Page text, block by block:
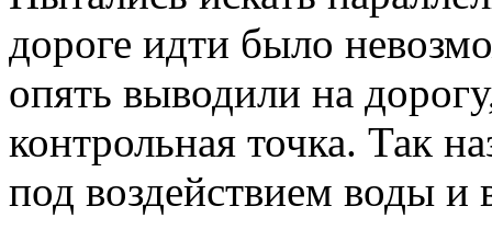
дороге идти было
опять выводили на
контрольная точка. Так
под воздействием воды и